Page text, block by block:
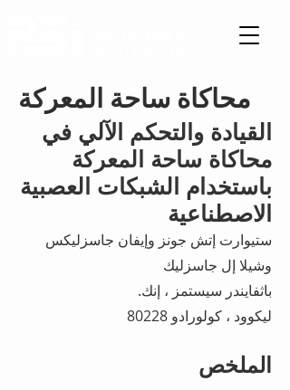
محاكاة ساحة المعركة
القيادة والتحكم الآلي في
محاكاة ساحة المعركة
باستخدام الشبكات العصبية
الاصطناعية
ستيوارت إتش جونز وإيفان جاسزليكس
وشيلا إل جاسزليك
باثفايندر سيستمز ، إنك.
ليكوود ، كولورادو 80228
الملخص